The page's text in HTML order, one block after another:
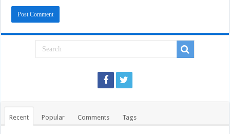
Recent Popular Comments Tags